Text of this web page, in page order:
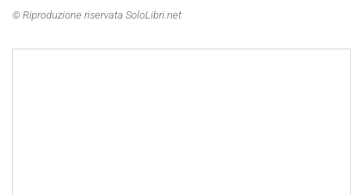
© Riproduzione riservata SoloLibri.net